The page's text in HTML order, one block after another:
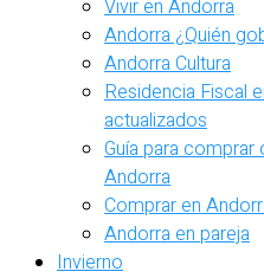
Vivir en Andorra
Andorra ¿Quién
Andorra Cultura
Residencia Fiscal
actualizados
Guía para comprar
Andorra
Comprar en
Andorra en pareja
Invierno